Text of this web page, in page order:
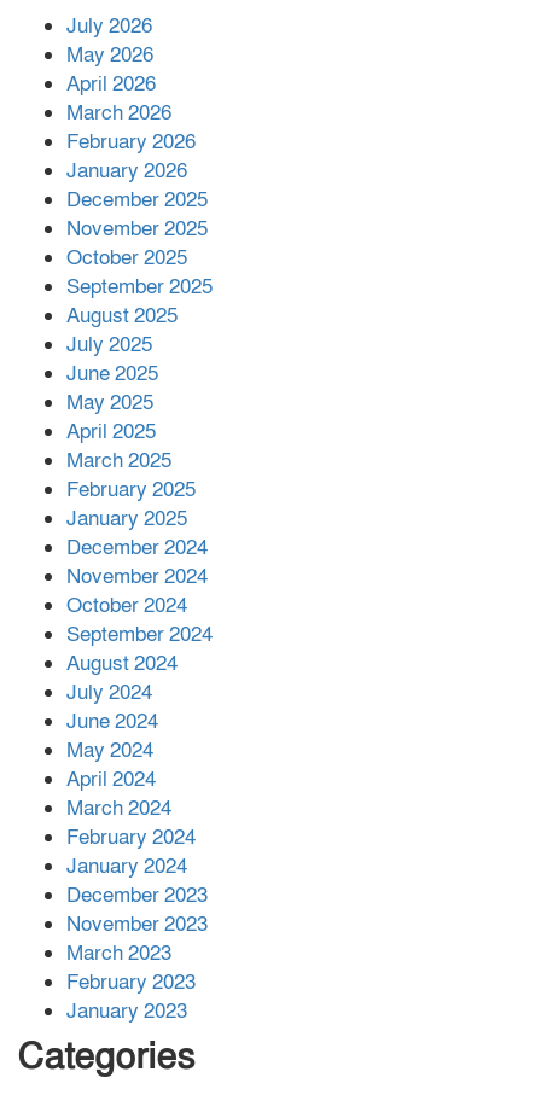
পর ফোন তারেক রহমানের,গ্যাস সঙ্কট
সহায়তা দিলেন সাচিং প্রু জেরী
July 2026
May 2026
April 2026
March 2026
February 2026
January 2026
December 2025
November 2025
October 2025
September 2025
August 2025
July 2025
June 2025
May 2025
April 2025
March 2025
February 2025
January 2025
December 2024
November 2024
October 2024
September 2024
August 2024
July 2024
June 2024
May 2024
April 2024
March 2024
February 2024
January 2024
December 2023
November 2023
March 2023
February 2023
January 2023
Categories